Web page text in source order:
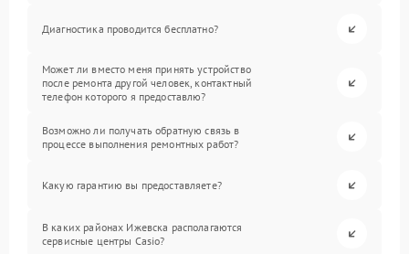
Диагностика проводится бесплатно?
Может ли вместо меня принять устройство
после ремонта другой человек, контактный
телефон которого я предоставлю?
Возможно ли получать обратную связь в
процессе выполнения ремонтных работ?
Какую гарантию вы предоставляете?
В каких районах Ижевска располагаются
сервисные центры Casio?